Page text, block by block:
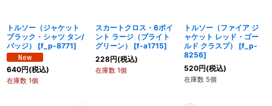
トルソー（ジャケット
ブラック・シャツ タン/
バッジ）
[f_p-8771]
640円(税込)
在庫数 1個
スカートクロス・6ポイ
ント ラージ（ブライト
グリーン）
[f-a1715]
228円(税込)
在庫数 1個
トルソー（ファイア ジ
ャケット レッド・ゴー
ルド クラスプ）
[f_p-
8256]
520円(税込)
在庫数 5個